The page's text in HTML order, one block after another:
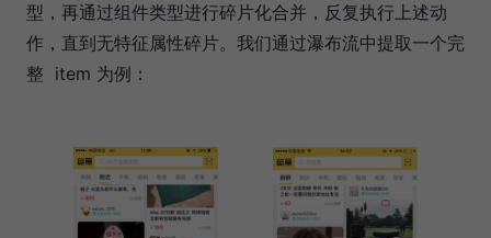
型，再通过组件类型进行碎片化合并，反复执行上述动
作，直到无特征属性碎片。我们通过瀑布流中提取一个完
整 item 为例：